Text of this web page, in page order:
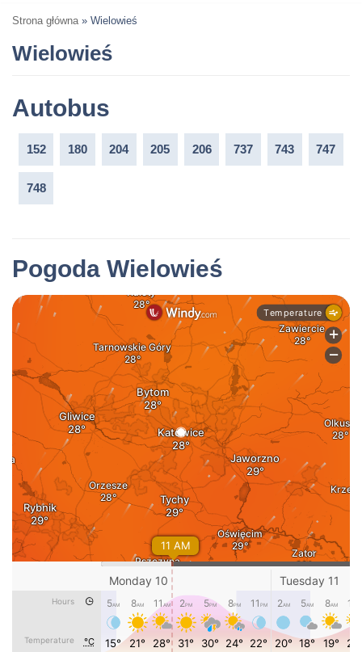
Strona główna » Wielowieś
Wielowieś
Autobus
152 180 204 205 206 737 743 747
748
Pogoda Wielowieś